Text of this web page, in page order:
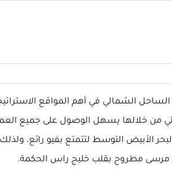
الشمالي في أهم المواقع
من خلالها يسهل الوصول على جميع
الأبيض التوسط لتتمتع بفيو رائع،